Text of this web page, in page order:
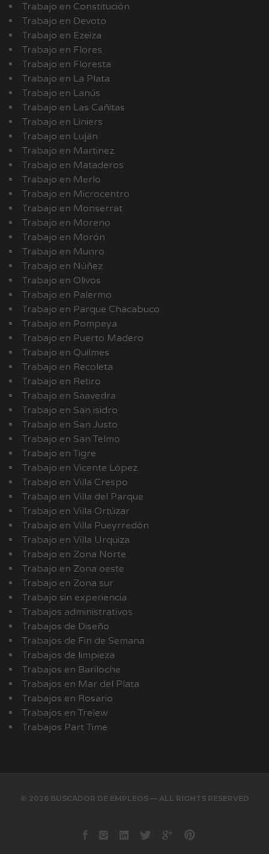
Trabajo en Constitución
Trabajo en Devoto
Trabajo en Ezeiza
Trabajo en Flores
Trabajo en Floresta
Trabajo en La Plata
Trabajo en Lanús
Trabajo en Las Cañitas
Trabajo en Liniers
Trabajo en Luján
Trabajo en Martinez
Trabajo en Mataderos
Trabajo en Merlo
Trabajo en Microcentro
Trabajo en Monserrat
Trabajo en Moreno
Trabajo en Morón
Trabajo en Munro
Trabajo en Núñez
Trabajo en Olivos
Trabajo en Palermo
Trabajo en Parque Chacabuco
Trabajo en Pompeya
Trabajo en Puerto Madero
Trabajo en Quilmes
Trabajo en Recoleta
Trabajo en Retiro
Trabajo en Saavedra
Trabajo en San isidro
Trabajo en San Justo
Trabajo en San Telmo
Trabajo en Tigre
Trabajo en Vicente López
Trabajo en Villa Crespo
Trabajo en Villa del Parque
Trabajo en Villa Ortúzar
Trabajo en Villa Pueyrredón
Trabajo en Villa Urquiza
Trabajo en Zona Norte
Trabajo en Zona oeste
Trabajo en Zona sur
Trabajo sin experiencia
Trabajos administrativos
Trabajos de Diseño
Trabajos de Fin de Semana
Trabajos de limpieza
Trabajos en Bariloche
Trabajos en Mar del Plata
Trabajos en Rosario
Trabajos en Trelew
Trabajos Part Time
© 2026 BUSCADOR DE EMPLEOS — ALL RIGHTS RESERVED
Facebook
instagram
LinkedinTwitterGoogle+